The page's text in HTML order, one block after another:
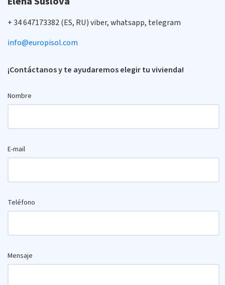
+ 34 647173382 (ES, RU) viber, whatsapp, telegram
info@europisol.com
¡Contáctanos y te ayudaremos elegir tu vivienda!
Nombre
E-mail
Teléfono
Mensaje